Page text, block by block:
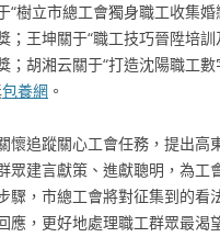
“樹立市總工會獨身職工收集
；王坤關于“職工技巧晉陞培
；胡湘云關于“打造沈陽職工
包養網 。
懷追蹤關心工會任務，提出高
建言獻策、進獻聰明，為工
，市總工會將對征集到的看
應，更好地處理職工群眾最渴